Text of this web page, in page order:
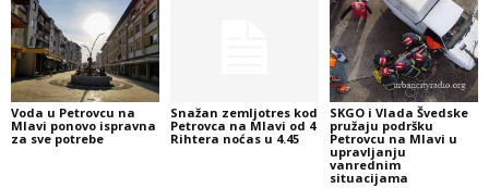
Voda u Petrovcu na
Mlavi ponovo ispravna
za sve potrebe
Snažan zemljotres kod
Petrovca na Mlavi od 4
Rihtera noćas u 4.45
SKGO i Vlada Švedske
pružaju podršku
Petrovcu na Mlavi u
upravljanju
vanrednim
situacijama